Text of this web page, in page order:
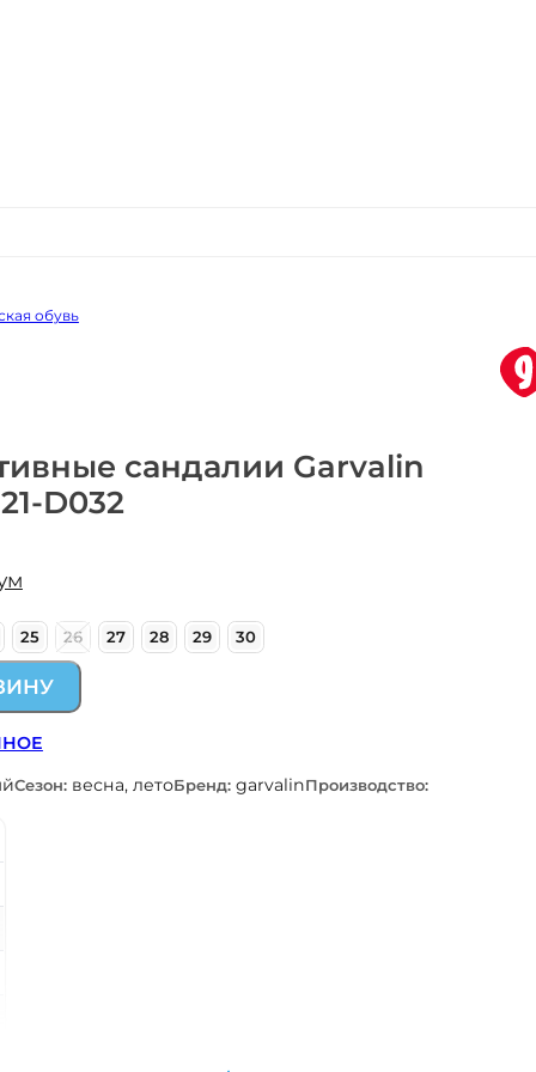
сандалии Garvalin
D032
обувь
25 26 27 28 29 30
Сезон: весна, летоБренд: garvalinПроизводство: